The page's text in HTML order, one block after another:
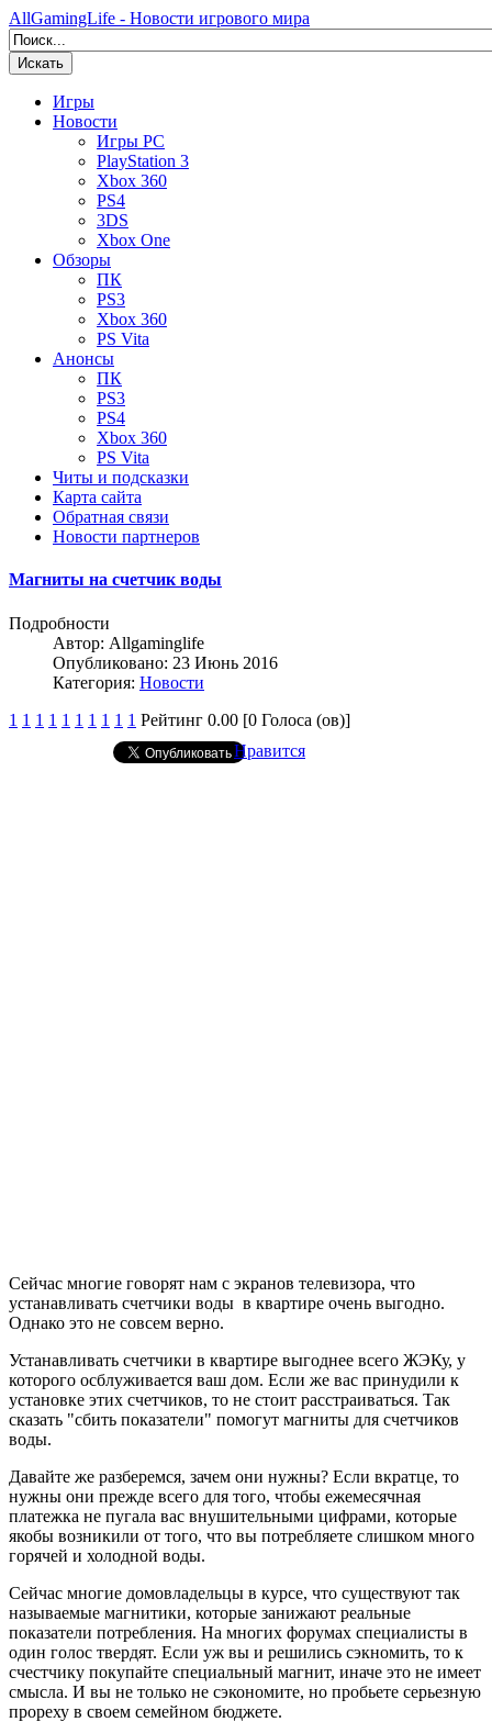
AllGamingLife - Новости игрового мира
Искать
Игры
Новости
Игры PC
PlayStation 3
Xbox 360
PS4
3DS
Xbox One
Обзоры
ПК
PS3
Xbox 360
PS Vita
Анонсы
ПК
PS3
PS4
Xbox 360
PS Vita
Читы и подсказки
Карта сайта
Обратная связи
Новости партнеров
Магниты на счетчик воды
Подробности
Автор: Allgaminglife
Опубликовано: 23 Июнь 2016
Категория: Новости
1 1 1 1 1 1 1 1 1 1 Рейтинг 0.00 [0 Голоса (ов)]
Нравится
Сейчас многие говорят нам с экранов телевизора, что
устанавливать счетчики воды в квартире очень выгодно.
Однако это не совсем верно.
Устанавливать счетчики в квартире выгоднее всего ЖЭКу, у
которого осблуживается ваш дом. Если же вас принудили к
установке этих счетчиков, то не стоит расстраиваться. Так
сказать "сбить показатели" помогут магниты для счетчиков
воды.
Давайте же разберемся, зачем они нужны? Если вкратце, то
нужны они прежде всего для того, чтобы ежемесячная
платежка не пугала вас внушительными цифрами, которые
якобы возникили от того, что вы потребляете слишком много
горячей и холодной воды.
Сейчас многие домовладельцы в курсе, что существуют так
называемые магнитики, которые занижают реальные
показатели потребления. На многих форумах специалисты в
один голос твердят. Если уж вы и решились сэкномить, то к
счестчику покупайте специальный магнит, иначе это не имеет
смысла. И вы не только не сэкономите, но пробьете серьезную
прореху в своем семейном бюджете.